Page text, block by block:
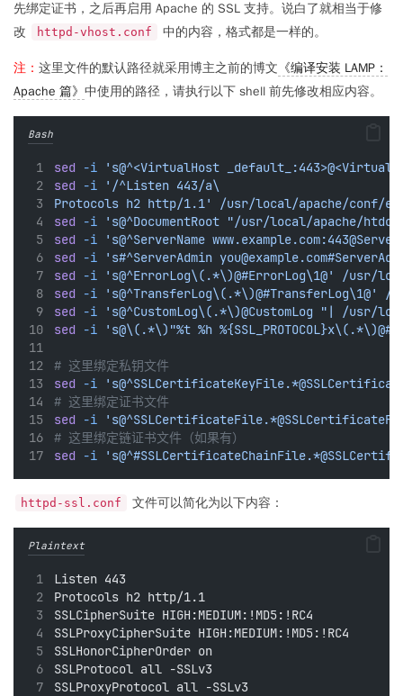
先绑定证书，之后再启用 Apache 的 SSL 支持。说白了就相当于修
改
httpd-vhost.conf 中的内容，格式都是一样的。
注： 这里文件的默认路径就采用博主之前的博文 《编译安装 LAMP：
Apache 篇》 中使用的路径，请执行以下 shell 前先修改相应内容。
Bash
sed -i
's@^<VirtualHost
sed
-i
'/^Listen 443/a\
Protocols h2 http/1.1'
/usr/local/apache/conf/
sed
-i
's@^DocumentRoot "/usr/local/apache/
sed
-i
's@^ServerName
sed
-i
's#^ServerAdmin
sed
-i 's@^ErrorLog\(.*\)@#ErrorLog\1@'
/usr/
sed
-i 's@^TransferLog\(.*\)@#TransferLog\1@'
/
sed
-i
's@^CustomLog\(.*\)@CustomLog "| /usr/
sed
-i 's@\(.*\)"%t %h
# 这里绑定私钥文件
sed
-i
# 这里绑定证书文件
sed
-i
# 这里绑定链证书文件（如果有）
sed
-i
httpd-ssl.conf 文件可以简化为以下内容：
Plaintext
Listen 443
Protocols h2 http/1.1
SSLCipherSuite HIGH:MEDIUM:!MD5:!RC4
SSLProxyCipherSuite HIGH:MEDIUM:!MD5:!RC4
SSLHonorCipherOrder on
SSLProtocol all -SSLv3
SSLProxyProtocol all -SSLv3